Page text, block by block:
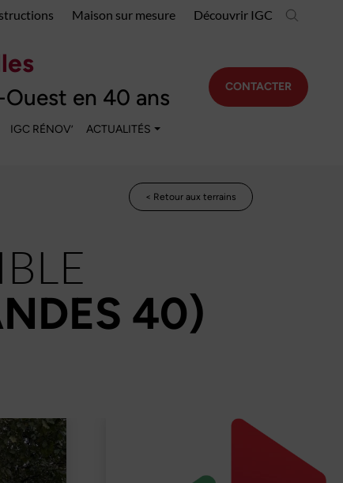
Maison sur mesure Découvrir IGC
en 40 ans
IGC RÉNOV’ ACTUALITÉS
CONTACTER
< Retour aux terrains
40)